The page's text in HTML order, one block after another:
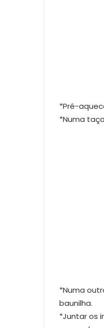
*Pré-
*Numa
*Numa
baunilha.
*Juntar os